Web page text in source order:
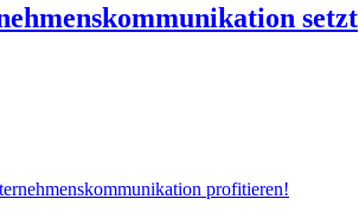
setzt
profitieren!